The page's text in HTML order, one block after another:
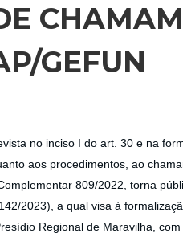
GEFUN
no inciso I do art. 30 e na
aos procedimentos, ao
809/2022, torna
2023), a qual visa à
Regional de Maravilha,